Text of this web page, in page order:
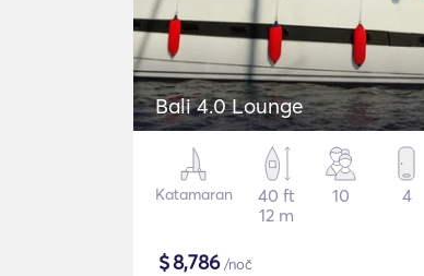
Bali 4.0 Lounge
Katamaran
40 ft
12 m
10 4
$8,786/noč